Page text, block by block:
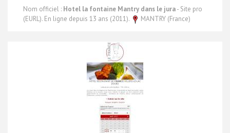
Nom officiel : Hotel la fontaine Mantry dans le jura- Site pro
(EURL). En ligne depuis 13 ans (2011).
MANTRY (France)